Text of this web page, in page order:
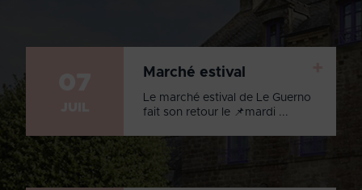
Marché estival
Le marché estival de Le Guerno
fait son retour le 📌mardi ...